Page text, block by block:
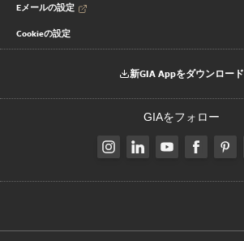
Eメールの設定
Cookieの設定
新GIA Appをダウンロード
GIAをフォロー